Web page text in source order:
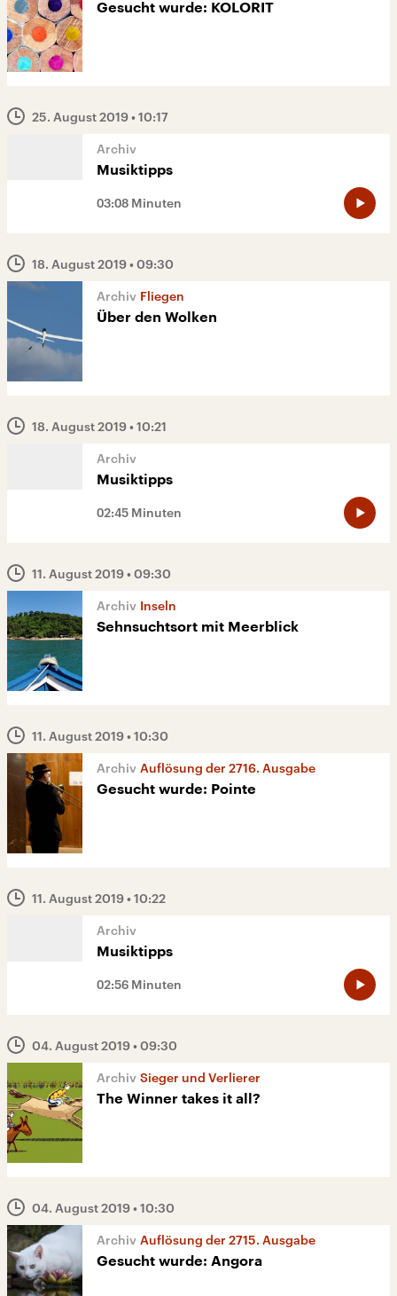
Gesucht wurde: KOLORIT
25. August 2019• 10:17
Musiktipps
03:08 Minuten
18. August 2019• 09:30
Fliegen
Über den Wolken
18. August 2019• 10:21
Musiktipps
02:45 Minuten
11. August 2019• 09:30
Inseln
Sehnsuchtsort mit Meerblick
11. August 2019• 10:30
Auflösung der 2716. Ausgabe
Gesucht wurde: Pointe
11. August 2019• 10:22
Musiktipps
02:56 Minuten
04. August 2019• 09:30
Sieger und Verlierer
The Winner takes it all?
04. August 2019• 10:30
Auflösung der 2715. Ausgabe
Gesucht wurde: Angora